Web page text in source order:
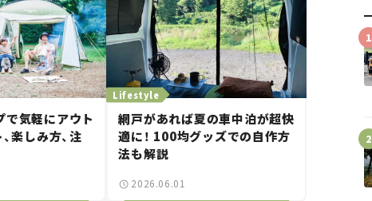
で気軽にアウト
楽しみ方、注
Lifestyle
網戸があれば夏の車中泊が超快
適に！ 100均グッズでの自作方
法も解説
2026.06.01